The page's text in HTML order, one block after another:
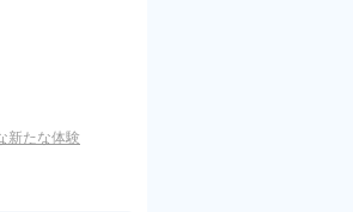
新たな体験